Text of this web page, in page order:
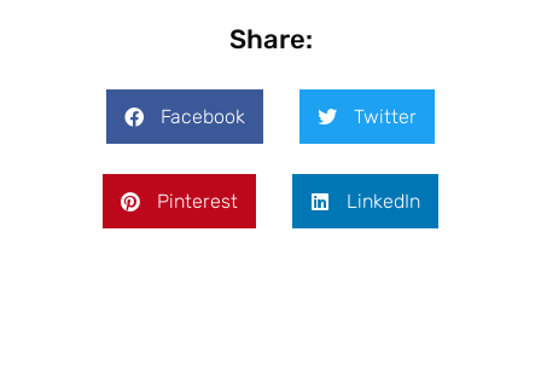
Share:
Facebook Twitter
Pinterest LinkedIn